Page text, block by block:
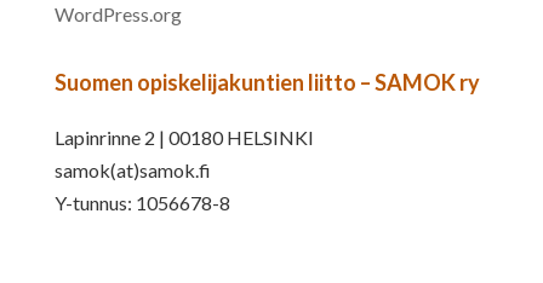
WordPress.org
Suomen opiskelijakuntien liitto – SAMOK ry
Lapinrinne 2 | 00180 HELSINKI
samok(at)samok.fi
Y-tunnus: 1056678-8